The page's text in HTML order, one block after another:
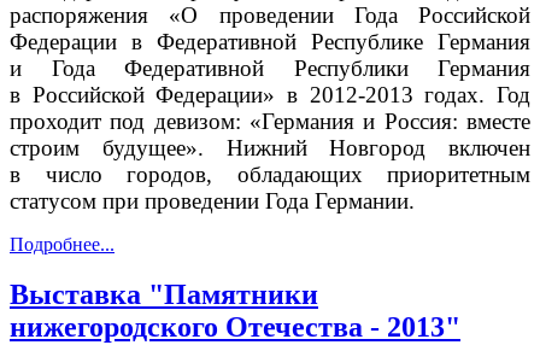
распоряжения «О проведении Года Российской
Федерации в Федеративной Республике Германия
и Года Федеративной Республики Германия
в Российской Федерации» в 2012-2013 годах. Год
проходит под девизом: «Германия и Россия: вместе
строим будущее». Нижний Новгород включен
в число городов, обладающих приоритетным
статусом при проведении Года Германии.
Подробнее...
Выставка "Памятники
нижегородского Отечества - 2013"